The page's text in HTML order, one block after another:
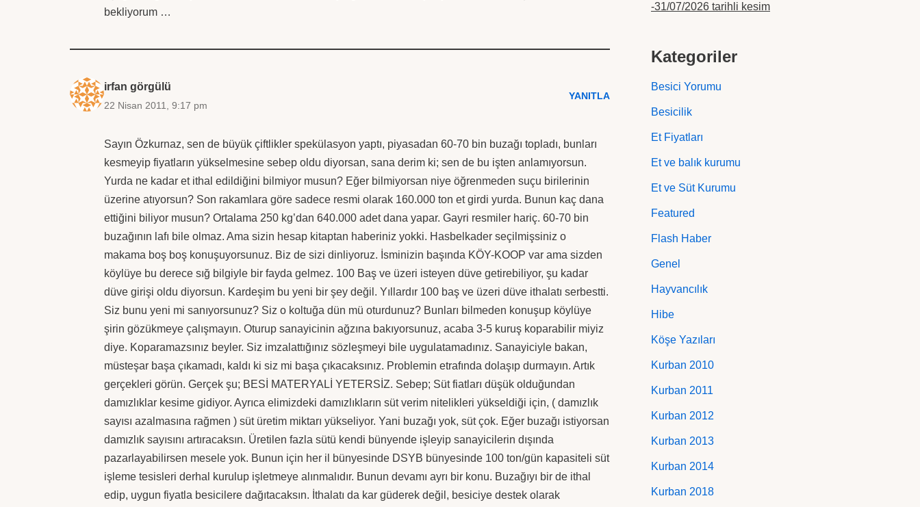
bekliyorum …
irfan görgülü
22 Nisan 2011, 9:17 pm
YANITLA
Sayın Özkurnaz, sen de büyük çiftlikler spekülasyon yaptı, piyasadan 60-70 bin buzağı topladı, bunları
kesmeyip fiyatların yükselmesine sebep oldu diyorsan, sana derim ki; sen de bu işten anlamıyorsun.
Yurda ne kadar et ithal edildiğini bilmiyor musun? Eğer bilmiyorsan niye öğrenmeden suçu birilerinin
üzerine atıyorsun? Son rakamlara göre sadece resmi olarak 160.000 ton et girdi yurda. Bunun kaç dana
ettiğini biliyor musun? Ortalama 250 kg’dan 640.000 adet dana yapar. Gayri resmiler hariç. 60-70 bin
buzağının lafı bile olmaz. Ama sizin hesap kitaptan haberiniz yokki. Hasbelkader seçilmişsiniz o
makama boş boş konuşuyorsunuz. Biz de sizi dinliyoruz. İsminizin başında KÖY-KOOP var ama sizden
köylüye bu derece sığ bilgiyle bir fayda gelmez. 100 Baş ve üzeri isteyen düve getirebiliyor, şu kadar
düve girişi oldu diyorsun. Kardeşim bu yeni bir şey değil. Yıllardır 100 baş ve üzeri düve ithalatı serbestti.
Siz bunu yeni mi sanıyorsunuz? Siz o koltuğa dün mü oturdunuz? Bunları bilmeden konuşup köylüye
şirin gözükmeye çalışmayın. Oturup sanayicinin ağzına bakıyorsunuz, acaba 3-5 kuruş koparabilir miyiz
diye. Koparamazsınız beyler. Siz imzalattığınız sözleşmeyi bile uygulatamadınız. Sanayiciyle bakan,
müsteşar başa çıkamadı, kaldı ki siz mi başa çıkacaksınız. Problemin etrafında dolaşıp durmayın. Artık
gerçekleri görün. Gerçek şu; BESİ MATERYALİ YETERSİZ. Sebep; Süt fiatları düşük olduğundan
damızlıklar kesime gidiyor. Ayrıca elimizdeki damızlıkların süt verim nitelikleri yükseldiği için, ( damızlık
sayısı azalmasına rağmen ) süt üretim miktarı yükseliyor. Yani buzağı yok, süt çok. Eğer buzağı istiyorsan
damızlık sayısını artıracaksın. Üretilen fazla sütü kendi bünyende işleyip sanayicilerin dışında
pazarlayabilirsen mesele yok. Bunun için her il bünyesinde DSYB bünyesinde 100 ton/gün kapasiteli süt
işleme tesisleri derhal kurulup işletmeye alınmalıdır. Bunun devamı ayrı bir konu. Buzağıyı bir de ithal
edip, uygun fiyatla besicilere dağıtacaksın. İthalatı da kar güderek değil, besiciye destek olarak
-31/07/2026 tarihli kesim
Kategoriler
Besici Yorumu
Besicilik
Et Fiyatları
Et ve balık kurumu
Et ve Süt Kurumu
Featured
Flash Haber
Genel
Hayvancılık
Hibe
Köşe Yazıları
Kurban 2010
Kurban 2011
Kurban 2012
Kurban 2013
Kurban 2014
Kurban 2018